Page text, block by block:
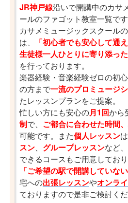
JR神戸線沿いで開講中のカサ
ールのファゴット教室一覧です
カサメミュージックスクール
は、
「初心者でも安心して通
生徒様一人ひとりに寄り添っ
を行っております。
楽器経験・音楽経験ゼロの初
の方まで一流のプロミュージ
たレッスンプランをご提案。
忙しい方にも安心の月1回から
制で、 ご都合に合わせた時間
可能です。また個人レッスン
スン、 グループレッスンなど
できるコースもご用意しており
「ご希望の駅で開講していない
宅への出張レッスンやオンラ
ておりますので是非ご検討くだ